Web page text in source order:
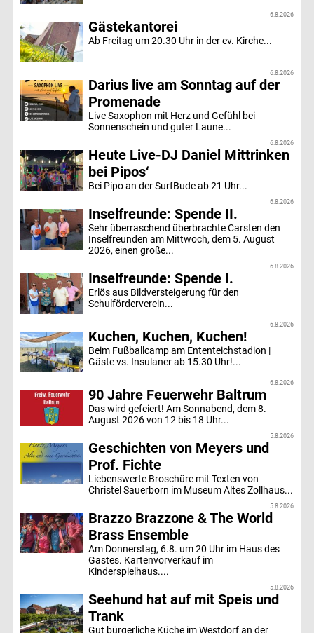
6.8.2026
Gästekantorei
Ab Freitag um 20.30 Uhr in der ev. Kirche...
6.8.2026
Darius live am Sonntag auf der
Promenade
Live Saxophon mit Herz und Gefühl bei
Sonnenschein und guter Laune...
6.8.2026
Heute Live-DJ Daniel Mittrinken
bei Pipos‘
Bei Pipo an der SurfBude ab 21 Uhr...
6.8.2026
Inselfreunde: Spende II.
Sehr überraschend überbrachte Carsten den
Inselfreunden am Mittwoch, dem 5. August
2026, einen große...
6.8.2026
Inselfreunde: Spende I.
Erlös aus Bildversteigerung für den
Schulförderverein...
6.8.2026
Kuchen, Kuchen, Kuchen!
Beim Fußballcamp am Ententeichstadion |
Gäste vs. Insulaner ab 15.30 Uhr!...
6.8.2026
90 Jahre Feuerwehr Baltrum
Das wird gefeiert! Am Sonnabend, dem 8.
August 2026 von 12 bis 18 Uhr...
5.8.2026
Geschichten von Meyers und
Prof. Fichte
Liebenswerte Broschüre mit Texten von
Christel Sauerborn im Museum Altes Zollhaus...
5.8.2026
Brazzo Brazzone & The World
Brass Ensemble
Am Donnerstag, 6.8. um 20 Uhr im Haus des
Gastes. Kartenvorverkauf im
Kinderspielhaus....
5.8.2026
Seehund hat auf mit Speis und
Trank
Gut bürgerliche Küche im Westdorf an der